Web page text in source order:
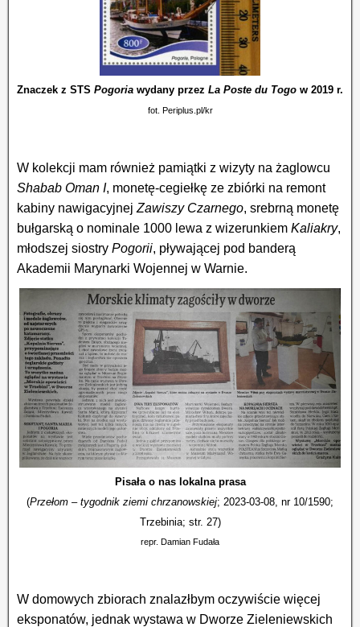
Znaczek z STS Pogoria wydany przez La Poste du Togo w 2019 r.
fot. Periplus.pl/kr
W kolekcji mam również pamiątki z wizyty na żaglowcu
Shabab Oman I, monetę-cegiełkę ze zbiórki na remont
kabiny nawigacyjnej Zawiszy Czarnego, srebrną monetę
bułgarską o nominale 1000 lewa z wizerunkiem Kaliakry,
młodszej siostry Pogorii, pływającej pod banderą
Akademii Marynarki Wojennej w Warnie.
Pisała o nas lokalna prasa
(Przełom – tygodnik ziemi chrzanowskiej; 2023-03-08, nr 10/1590;
Trzebinia; str. 27)
repr. Damian Fudała
W domowych zbiorach znalazłbym oczywiście więcej
eksponatów, jednak wystawa w Dworze Zieleniewskich